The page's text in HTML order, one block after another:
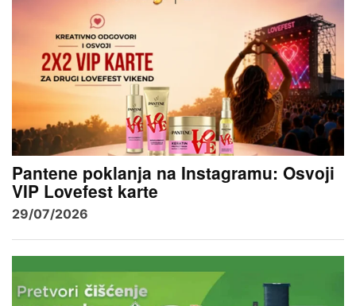
Pantene poklanja na Instagramu: Osvoji
VIP Lovefest karte
29/07/2026